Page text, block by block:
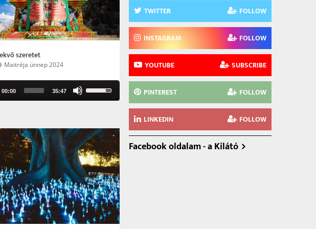
szeretet
Maitréja ünnep 2024
00:00 35:47
to
increase
or
decrease
volume.
TWITTER FOLLOW
INSTAGRAM FOLLOW
YOUTUBE SUBSCRIBE
PINTEREST FOLLOW
LINKEDIN FOLLOW
Facebook oldalam - a Kilátó